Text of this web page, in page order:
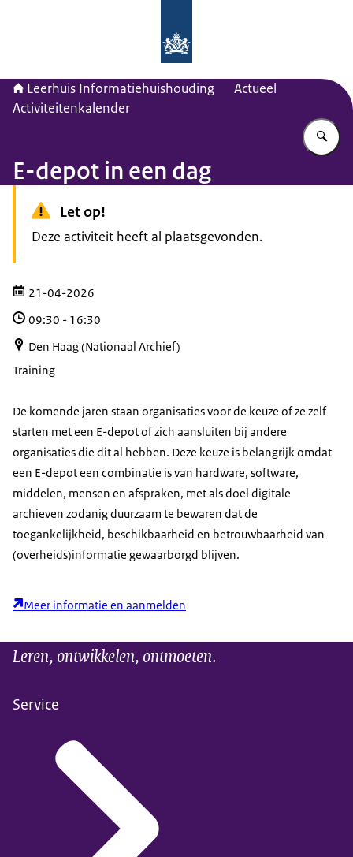
Leerhuis Informatiehuishouding
Actueel
Activiteitenkalender
E-depot in een dag
Let op!
Deze activiteit heeft al plaatsgevonden.
21-04-2026
09:30 - 16:30
Den Haag (Nationaal Archief)
Training
De komende jaren staan organisaties voor de keuze of ze zelf
starten met een E-depot of zich aansluiten bij andere
organisaties die dit al hebben. Deze keuze is belangrijk omdat
een E-depot een combinatie is van hardware, software,
middelen, mensen en afspraken, met als doel digitale
archieven zodanig duurzaam te bewaren dat de
toegankelijkheid, beschikbaarheid en betrouwbaarheid van
(overheids)informatie gewaarborgd blijven.
Meer informatie en aanmelden
Leren, ontwikkelen, ontmoeten.
Service